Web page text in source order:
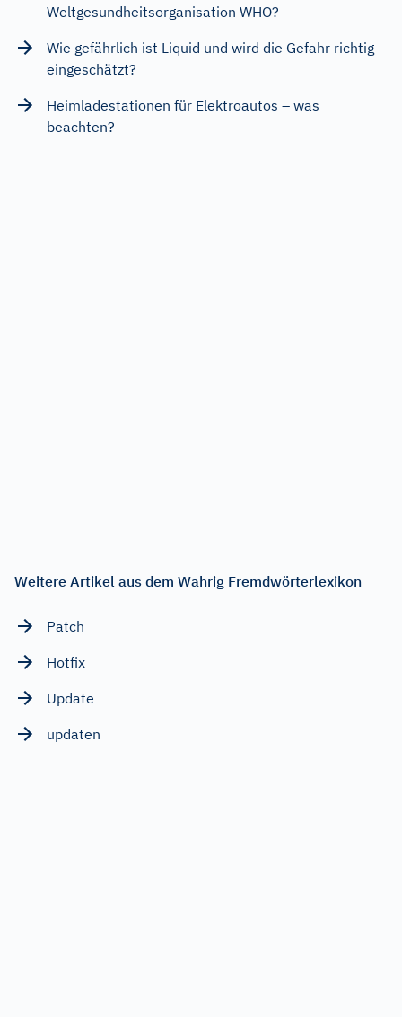
Weltgesundheitsorganisation WHO?
Wie gefährlich ist Liquid und wird die Gefahr richtig
eingeschätzt?
Heimladestationen für Elektroautos – was
beachten?
Weitere Artikel aus dem Wahrig Fremdwörterlexikon
Patch
Hotfix
Update
updaten